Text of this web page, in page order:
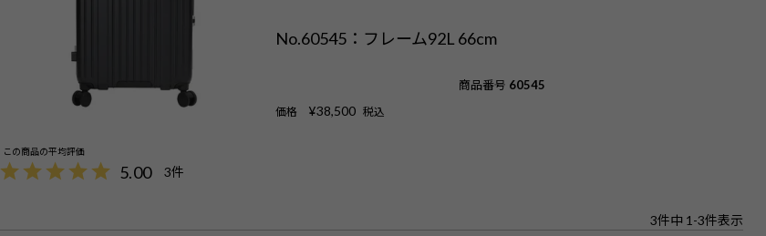
No.60545：フレーム92L 66cm
商品番号 60545
価格 ¥38,500 税込
5.00 3
3件中 1 -3件表示